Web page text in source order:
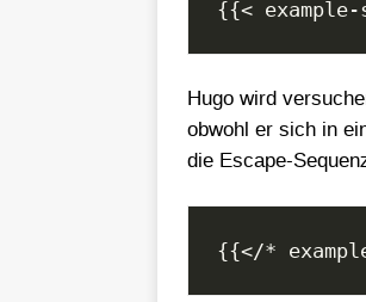
Hugo wird
obwohl er sich in
die Escape-